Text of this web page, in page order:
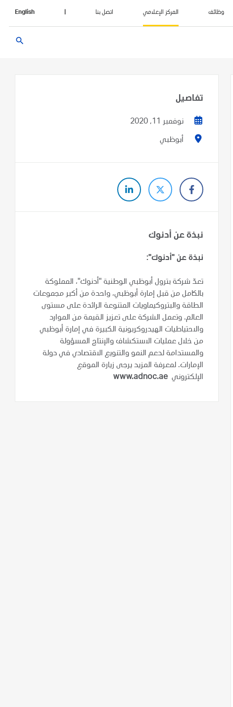
وظائف المركز الإعلامي اتصل بنا English
search
تفاصيل
نوفمبر 11, 2020
أبوظبي
نبذة عن أدنوك
نبذة عن "أدنوك":
تعدّ شركة بترول أبوظبي الوطنية "أدنوك"، المملوكة
بالكامل من قبل إمارة أبوظبي، واحدة من أكبر مجموعات
الطاقة والبتروكيماويات المتنوعة الرائدة على مستوى
العالم. وتعمل الشركة على تعزيز القيمة من الموارد
والاحتياطيات الهيدروكربونية الكبيرة في إمارة أبوظبي
من خلال عمليات الاستكشاف والإنتاج المسؤولة
والمستدامة لدعم النمو والتنويع الاقتصادي في دولة
الإمارات. لمعرفة المزيد يرجى زيارة الموقع
الإلكتروني www.adnoc.ae